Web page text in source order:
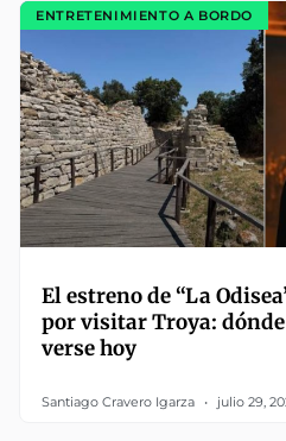
ENTRETENIMIENTO A BORDO
El estreno de “La
por visitar Troya: dónde
verse hoy
Santiago Cravero Igarza julio 29,